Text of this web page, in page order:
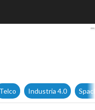
call center, effetto
Telco Industria 4.0